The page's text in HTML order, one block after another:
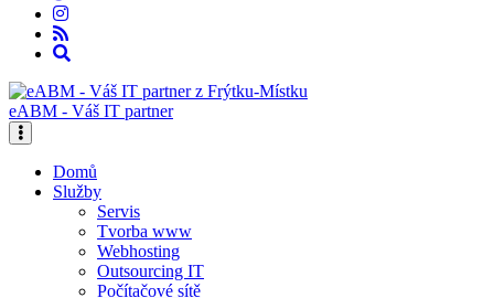
eABM - Váš IT partner
Domů
Služby
Servis
Tvorba www
Webhosting
Outsourcing IT
Počítačové sítě